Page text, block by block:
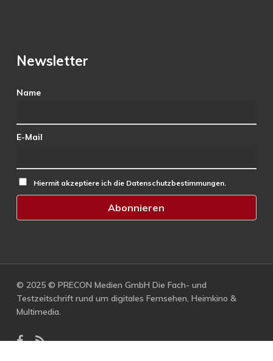
Newsletter
Name
E-Mail
Hiermit akzeptiere ich die Datenschutzbestimmungen.
© 2025 © PRECON Medien GmbH Die Fach- und
Testzeitschrift rund um digitales Fernsehen, Heimkino &
Multimedia.
facebook
RSS